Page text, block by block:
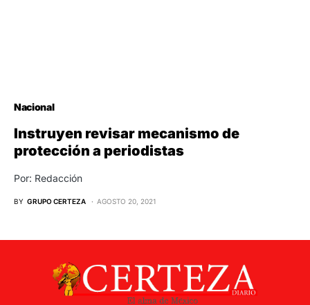
Nacional
Instruyen revisar mecanismo de
protección a periodistas
Por: Redacción
BY GRUPO CERTEZA AGOSTO 20, 2021